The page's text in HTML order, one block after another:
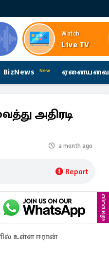
Watch
Live TV
BizNews New ஏனையவை
அதிரடி
a month ago
Report
விளம்பரம்
உள்ள ஈரான்